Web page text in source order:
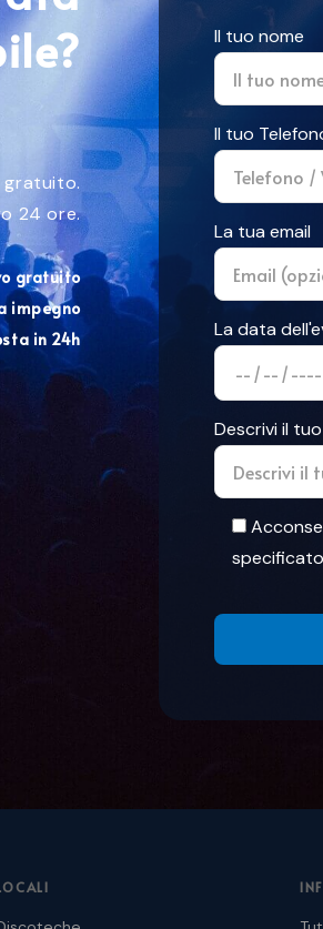
gratuito.
24 ore.
gratuito
impegno
in 24h
Il tuo nome
Il tuo
La tua email
La data
Descrivi il